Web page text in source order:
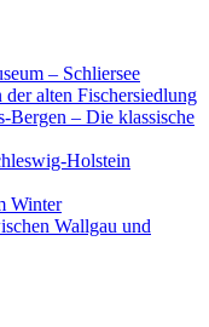
– Schliersee
alten Fischersiedlung
Bergen – Die klassische
Holstein
Winter
Wallgau und